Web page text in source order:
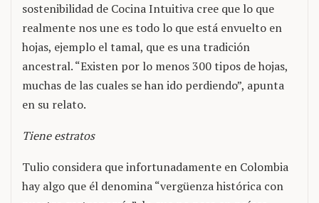
sostenibilidad de Cocina Intuitiva cree que lo que
realmente nos une es todo lo que está envuelto en
hojas, ejemplo el tamal, que es una tradición
ancestral. “Existen por lo menos 300 tipos de hojas,
muchas de las cuales se han ido perdiendo”, apunta
en su relato.
Tiene estratos
Tulio considera que infortunadamente en Colombia
hay algo que él denomina “vergüenza histórica con